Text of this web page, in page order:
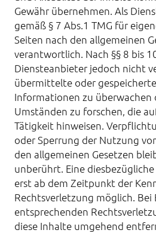
Gewähr übernehmen. Als
gemäß § 7 Abs.1 TMG für
Seiten nach den allgemeinen
verantwortlich. Nach §§ 8 bis
Diensteanbieter jedoch nicht
übermittelte oder
Informationen zu überwachen
Umständen zu forschen, die
Tätigkeit hinweisen.
oder Sperrung der Nutzung
den allgemeinen Gesetzen
unberührt. Eine
erst ab dem Zeitpunkt der
Rechtsverletzung möglich.
entsprechenden
diese Inhalte umgehend